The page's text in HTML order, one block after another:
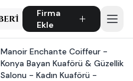
Firma
Ekle
Manoir Enchante Coiffeur -
Konya Bayan Kuaförü & Güzellik
Salonu - Kadın Kuaförü -